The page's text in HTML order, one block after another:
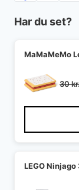
Har du set?
MaMaMeMo
30
LEGO